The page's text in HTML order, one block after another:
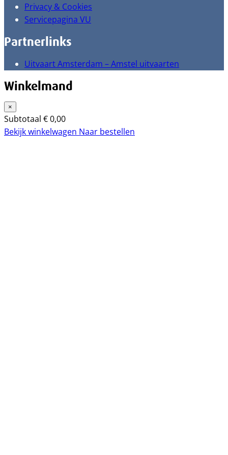
Privacy & Cookies
Servicepagina VU
Partnerlinks
Uitvaart Amsterdam – Amstel uitvaarten
Winkelmand
×
Subtotaal €0,00
Bekijk winkelwagen Naar bestellen